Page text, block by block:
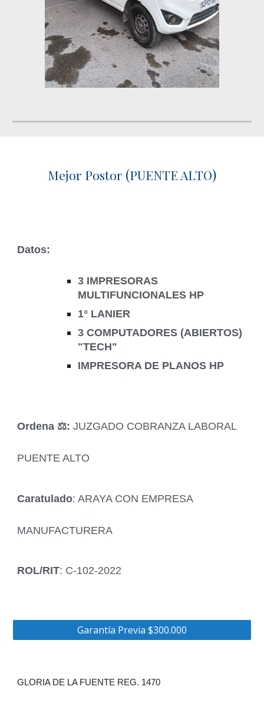
Mejor Postor (PUENTE ALTO)
Datos:
3 IMPRESORAS
MULTIFUNCIONALES HP
1° LANIER
3 COMPUTADORES (ABIERTOS)
"TECH"
IMPRESORA DE PLANOS HP
Ordena ‍⚖️: JUZGADO COBRANZA LABORAL
PUENTE ALTO
Caratulado: ARAYA CON EMPRESA
MANUFACTURERA
ROL/RIT: C-102-2022
Garantía Previa $300.000
GLORIA DE LA FUENTE REG. 1470